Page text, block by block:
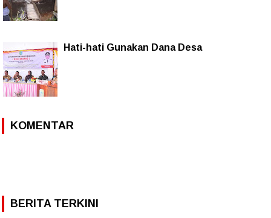
Hati-hati Gunakan Dana Desa
KOMENTAR
BERITA TERKINI